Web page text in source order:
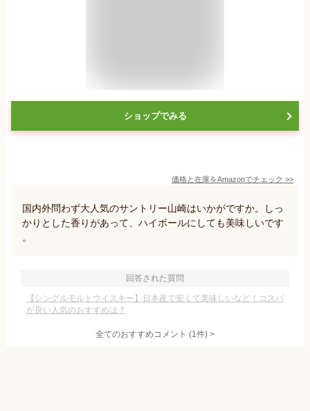
ショップでみる
価格と在庫をAmazonでチェック >>
国内外問わず大人気のサントリー山崎はいかがですか。しっ
かりとした香りがあって、ハイボールにしても美味しいです
。
回答された質問
【シングルモルトウイスキー】日本産で安くて美味しいなど！コスパ
が良い人気のおすすめは？
全てのおすすめコメント (1件) >